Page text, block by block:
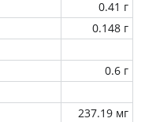
0.41 г
0.148 г
0.6 г
237.19 мг